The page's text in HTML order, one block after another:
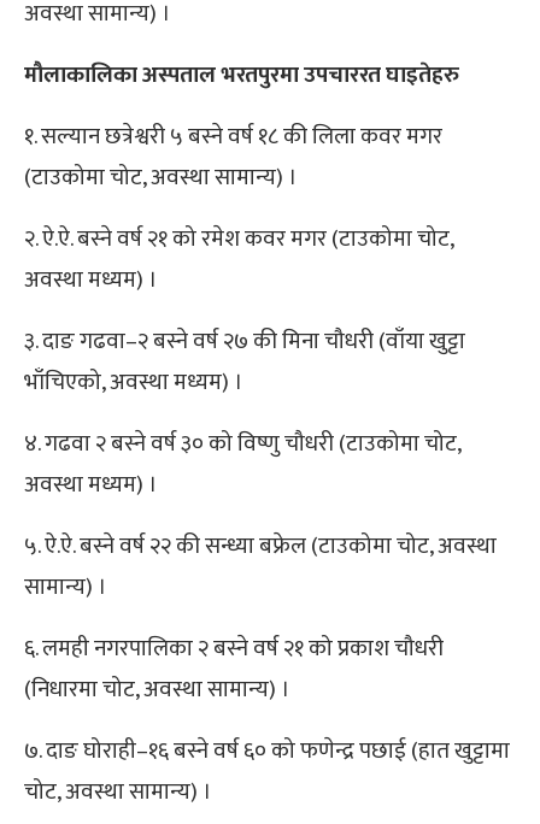
अवस्था सामान्य) ।
मौलाकालिका अस्पताल भरतपुरमा उपचाररत घाइतेहरु
१. सल्यान छत्रेश्वरी ५ बस्ने वर्ष १८ की लिला कवर मगर
(टाउकोमा चोट, अवस्था सामान्य) ।
२. ऐ.ऐ. बस्ने वर्ष २१ को रमेश कवर मगर (टाउकोमा चोट,
अवस्था मध्यम) ।
३. दाङ गढवा–२ बस्ने वर्ष २७ की मिना चौधरी (वाँया खुट्टा
भाँचिएको, अवस्था मध्यम) ।
४. गढवा २ बस्ने वर्ष ३० को विष्णु चौधरी (टाउकोमा चोट,
अवस्था मध्यम) ।
५. ऐ.ऐ. बस्ने वर्ष २२ की सन्ध्या बफ्रेल (टाउकोमा चोट, अवस्था
सामान्य) ।
६. लमही नगरपालिका २ बस्ने वर्ष २१ को प्रकाश चौधरी
(निधारमा चोट, अवस्था सामान्य) ।
७. दाङ घोराही–१६ बस्ने वर्ष ६० को फणेन्द्र पछाई (हात खुट्टामा
चोट, अवस्था सामान्य) ।